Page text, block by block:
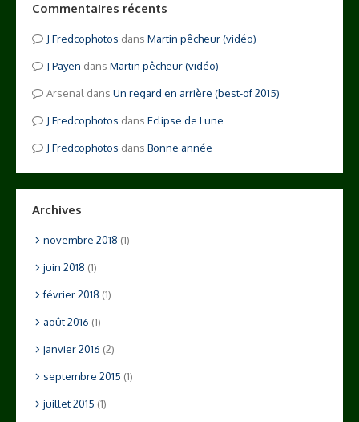
Commentaires récents
Fredcophotos dans Martin pêcheur (vidéo)
Payen dans Martin pêcheur (vidéo)
Arsenal dans Un regard en arrière (best-of 2015)
Fredcophotos dans Eclipse de Lune
Fredcophotos dans Bonne année
Archives
novembre 2018 (1)
juin 2018 (1)
février 2018 (1)
août 2016 (1)
janvier 2016 (2)
septembre 2015 (1)
juillet 2015 (1)